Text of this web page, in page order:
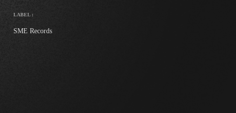
LABEL :
SME Records